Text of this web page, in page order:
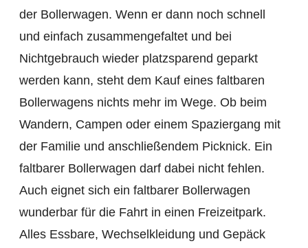
der Bollerwagen. Wenn er dann noch schnell
und einfach zusammengefaltet und bei
Nichtgebrauch wieder platzsparend geparkt
werden kann, steht dem Kauf eines faltbaren
Bollerwagens nichts mehr im Wege. Ob beim
Wandern, Campen oder einem Spaziergang mit
der Familie und anschließendem Picknick. Ein
faltbarer Bollerwagen darf dabei nicht fehlen.
Auch eignet sich ein faltbarer Bollerwagen
wunderbar für die Fahrt in einen Freizeitpark.
Alles Essbare, Wechselkleidung und Gepäck